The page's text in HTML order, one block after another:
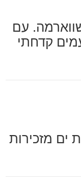
עם
קדחתי
ים מזכירות